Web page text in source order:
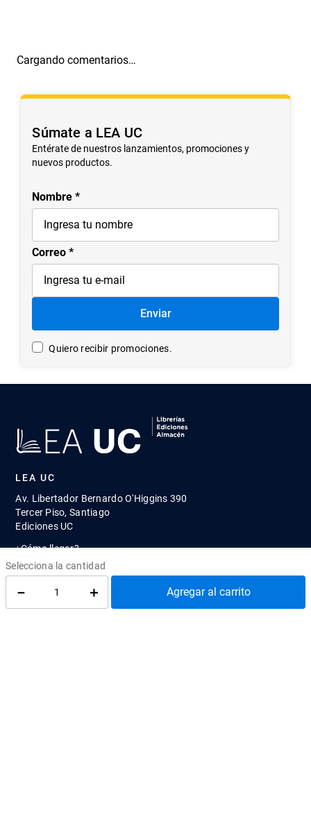
＋
－ Agregar al carrito
Cargando comentarios…
Súmate a LEA UC
Entérate de nuestros lanzamientos, promociones y
nuevos productos.
Nombre
Correo
Enviar
Quiero recibir promociones.
LEA UC
Av. Libertador Bernardo O'Higgins 390
Tercer Piso, Santiago
Ediciones UC
¿Cómo llegar?
atenciontienda@uc.cl
REDES SOCIALES